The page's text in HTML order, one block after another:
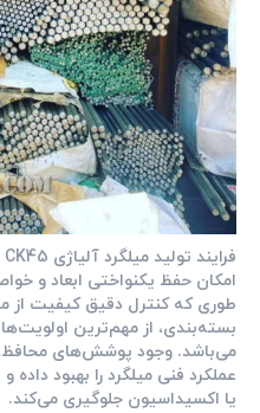
امکان حفظ یکنواختی ابعاد و
طوری که کنترل دقیق کیفیت از
بسته‌بندی، از مهم‌ترین
می‌باشد. وجود پوشش‌های محافظ،
عملکرد فنی میلگرد را بهبود
یا اکسیداسیون جلوگیری می‌کند.